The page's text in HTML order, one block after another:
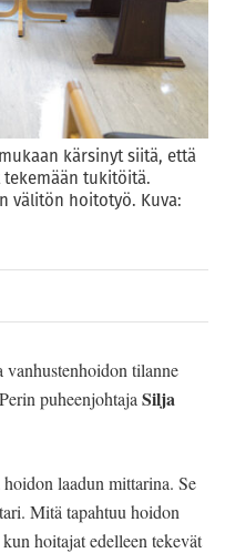
kärsinyt siitä, että
tukitöitä.
välitön hoitotyö. Kuva:
vanhustenhoidon tilanne
puheenjohtaja Silja
laadun mittarina. Se
Mitä tapahtuu hoidon
hoitajat edelleen tekevät